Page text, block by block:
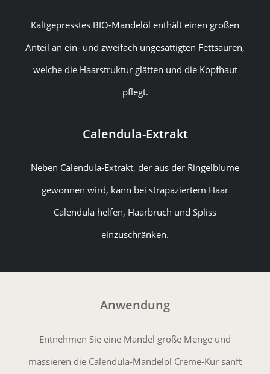
Kaltgepresstes BIO-Mandelöl enthält einen großen
Anteil an ein- und zweifach ungesättigten Fettsäuren,
welche die Haarstruktur glätten und die Kopfhaut
pflegt.
Calendula-Extrakt
Neben Calendula-Extrakt, der aus der Ringelblume
gewonnen wird, kann bei strapaziertem Haar
Calendula helfen, Haarbruch und Spliss
einzuschränken.
Anwendung
Entnehmen Sie eine Mandel große Menge und
massieren die Calendula-Mandelöl Creme-Kur sanft